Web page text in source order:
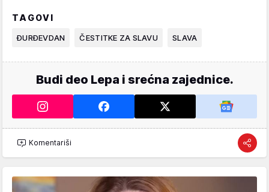
TAGOVI
ĐURĐEVDAN ČESTITKE ZA SLAVU SLAVA
Budi deo Lepa i srećna zajednice.
Komentariši